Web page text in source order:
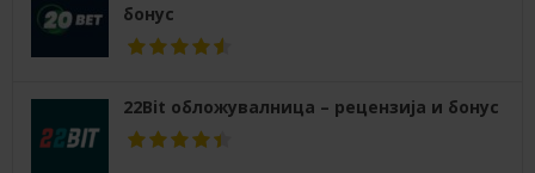
бонус
22Bit обложувалница – рецензија и бонус